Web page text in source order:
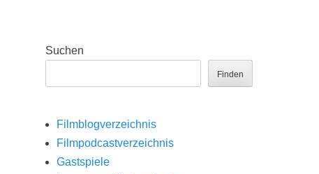
Suchen
Finden
Filmblogverzeichnis
Filmpodcastverzeichnis
Gastspiele